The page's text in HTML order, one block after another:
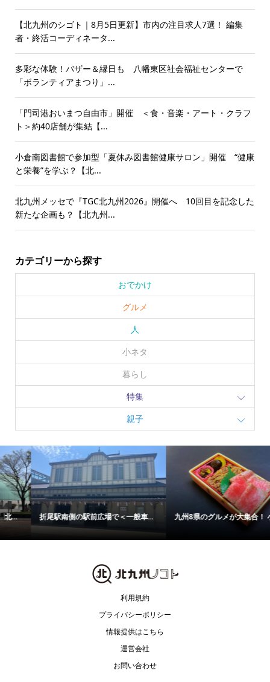
【北九州のシゴト｜8月5日更新】市内の注目求人7選！ 編集
者・終活コーディネータ...
多彩な体験！バザー＆縁日も 八幡東区社会福祉センターで
「ボランティアまつり」...
「門司港おいまつ自由市」開催 ＜食・音楽・アート・クラフ
ト＞約40店舗が集結【...
小倉南図書館で参加型「夏休み図書館健康サロン」開催 “健康
と栄養”を学ぶ？【北...
北九州メッセで『TGC北九州2026』開催へ 10回目を記念した
新たな企画も？【北九州...
カテゴリーから探す
おでかけ
グルメ
人
小ネタ
暮らし
特集
親子
折尾駅南側の駅前広場で＜一般車... 九州8県のグルメが大集合！ 小倉...
利用規約
プライバシーポリシー
情報提供はこちら
運営会社
お問い合わせ